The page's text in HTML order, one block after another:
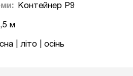
Контейнер P9
м
| літо | осінь